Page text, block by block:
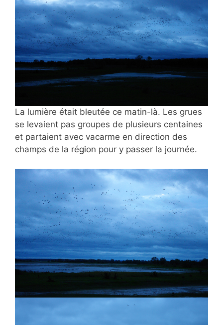
La lumière était bleutée ce matin-là. Les grues
se levaient pas groupes de plusieurs centaines
et partaient avec vacarme en direction des
champs de la région pour y passer la journée.